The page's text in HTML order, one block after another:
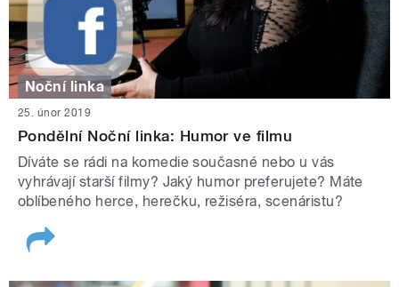
Noční linka
25. únor 2019
Pondělní Noční linka: Humor ve filmu
Díváte se rádi na komedie současné nebo u vás
vyhrávají starší filmy? Jaký humor preferujete? Máte
oblíbeného herce, herečku, režiséra, scenáristu?